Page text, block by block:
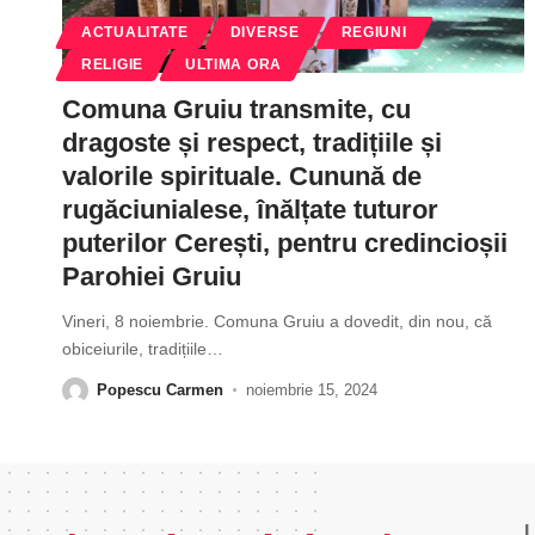
ACTUALITATE DIVERSE REGIUNI
RELIGIE ULTIMA ORA
Comuna Gruiu transmite, cu
dragoste și respect, tradițiile și
valorile spirituale. Cunună de
rugăciunialese, înălțate tuturor
puterilor Cerești, pentru credincioșii
Parohiei Gruiu
Vineri, 8 noiembrie. Comuna Gruiu a dovedit, din nou, că
obiceiurile, tradițiile
Popescu Carmen noiembrie 15, 2024